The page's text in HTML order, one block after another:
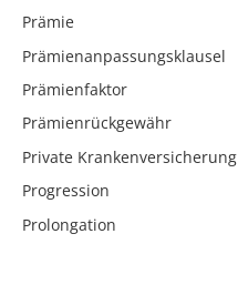
Prämie
Prämienanpassungsklausel
Prämienfaktor
Prämienrückgewähr
Private Krankenversicherung
Progression
Prolongation